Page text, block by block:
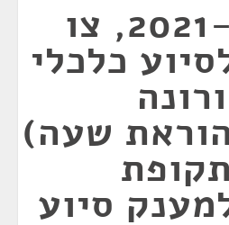
התשפ"א-2021, צו
כלכלי
שעה)
סיוע